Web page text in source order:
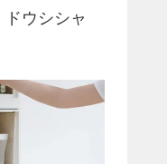
ウシシャ